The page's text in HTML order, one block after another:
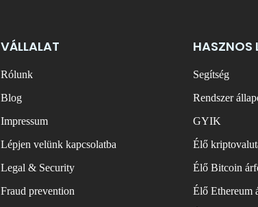
VÁLLALAT
Rólunk
Blog
Impressum
Lépjen velünk kapcsolatba
Legal & Security
Fraud prevention
HASZNOS
Segítség
Rendszer
GYIK
Élő
Élő Bitcoin
Élő Ethereum